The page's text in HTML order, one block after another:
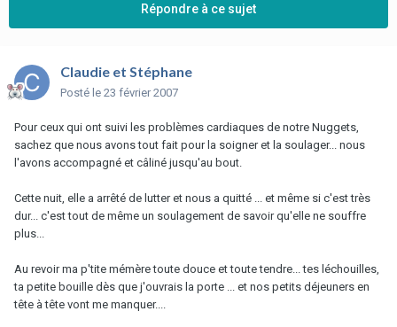
Répondre à ce sujet
Claudie et Stéphane
Posté le 23 février 2007
Pour ceux qui ont suivi les problèmes cardiaques de notre Nuggets,
sachez que nous avons tout fait pour la soigner et la soulager... nous
l'avons accompagné et câliné jusqu'au bout.
Cette nuit, elle a arrêté de lutter et nous a quitté ... et même si c'est très
dur... c'est tout de même un soulagement de savoir qu'elle ne souffre
plus...
Au revoir ma p'tite mémère toute douce et toute tendre... tes léchouilles,
ta petite bouille dès que j'ouvrais la porte ... et nos petits déjeuners en
tête à tête vont me manquer....